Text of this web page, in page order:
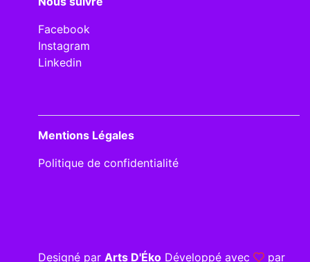
Facebook
Instagram
Linkedin
Mentions Légales
Politique de confidentialité
Designé par Arts D'Éko Développé avec par